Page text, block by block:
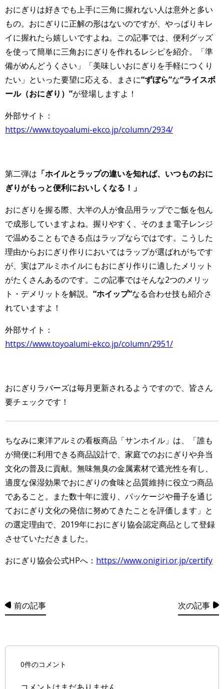
おにぎりは好きでも上手に三角に握れない人は意外と多い
もの。おにぎりに正解の形はないのですが、やっぱりキレ
イに握れたら嬉しいですよね。この記事では、便利グッズ
を使って簡単に三角おにぎりを作れるレシピを紹介。「準
備がめんどうくさい」「美味しいおにぎりを手軽につくり
たい」といった要望に応える、まさに“ずぼら”な“ライスボ
ール（おにぎり）”が登場しますよ！
外部サイト：
https://www.toyoalumi-ekco.jp/column/2934/
第二弾は 「ホイルとラップの違いを知れば、いつものおに
ぎりがもっと便利においしくなる！」
おにぎりを握る際、大半の人が食品用ラップでご飯を包ん
で成形していますよね。握りやすく、そのまま電子レンジ
で温めることもできる点はラップならではです。こうした
理由からおにぎり作りにおいてはラップが選ばれがちです
が、実はアルミホイルにもおにぎり作りに適したメリット
がたくさんあるのです。この記事ではそんな2つのメリッ
ト・デメリットを解説。 “ホイップ”なる合わせ技も紹介さ
れていますよ！
外部サイト：
https://www.toyoalumi-ekco.jp/column/2951/
おにぎりラバーズは毎月更新されるようですので、皆さん
要チェックです！
ちなみに東洋アルミの看板商品「サンホイル」は、「誰も
が簡便に利用できる商品設計で、家庭でのおにぎりや弁当
文化の普及に貢献。無味無臭の金属素材で遮光性を有し、
適度な保湿効果でおにぎりの食味と品質維持に役立つ商品
であること。また数十年に渡り、パッケージや冊子を通じ
ておにぎり文化の発信に努めてきたことを評価します」と
の選定理由で、2019年におにぎり協会認定商品として登録
させていただきました。
おにぎり協会公式HPへ： https://www.onigiri.or.jp/certify
前の記事 次の記事
0件のコメント